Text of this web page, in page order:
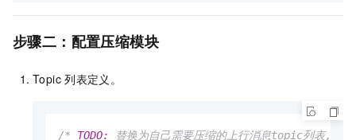
步骤二：配置压缩模块
Topic 列表定义。
/* TODO:
替换为自己需要压缩的上行消息topic列表,